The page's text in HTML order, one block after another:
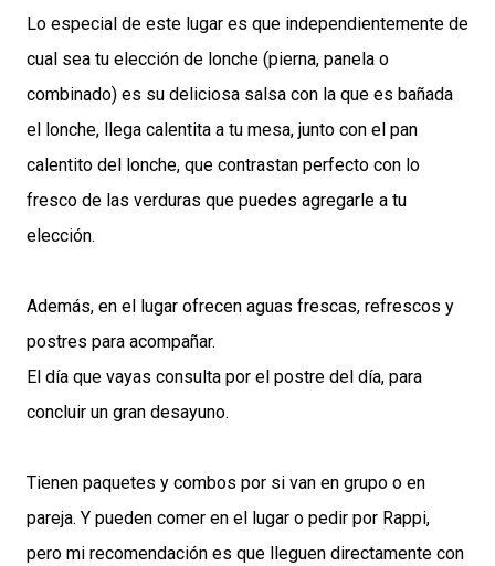
Lo especial de este lugar es que independientemente de
cual sea tu elección de lonche (pierna, panela o
combinado) es su deliciosa salsa con la que es bañada
el lonche, llega calentita a tu mesa, junto con el pan
calentito del lonche, que contrastan perfecto con lo
fresco de las verduras que puedes agregarle a tu
elección.
Además, en el lugar ofrecen aguas frescas, refrescos y
postres para acompañar.
El día que vayas consulta por el postre del día, para
concluir un gran desayuno.
Tienen paquetes y combos por si van en grupo o en
pareja. Y pueden comer en el lugar o pedir por Rappi,
pero mi recomendación es que lleguen directamente con